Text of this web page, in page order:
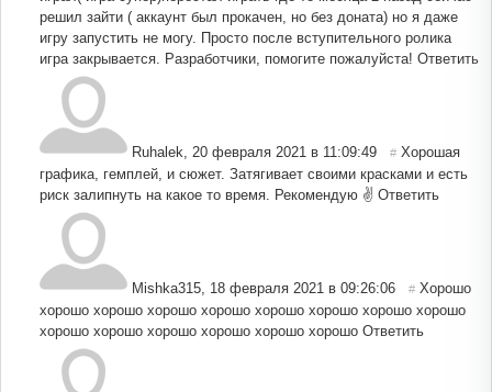
решил зайти ( аккаунт был прокачен, но без доната) но я даже
игру запустить не могу. Просто после вступительного ролика
игра закрывается. Разработчики, помогите пожалуйста! Ответить
Ruhalek 20 февраля 2021 в 11:09:49 # Хорошая
графика, гемплей, и сюжет. Затягивает своими красками и есть
риск залипнуть на какое то время. Рекомендую ✌️ Ответить
Mishka315 18 февраля 2021 в 09:26:06 # Хорошо
хорошо хорошо хорошо хорошо хорошо хорошо хорошо хорошо
хорошо хорошо хорошо хорошо хорошо хорошо Ответить